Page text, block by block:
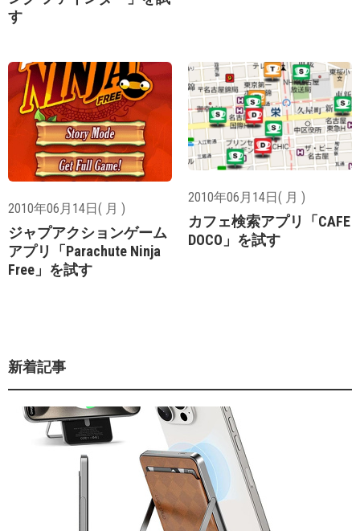
す
2010年06月14日( 月 )
ジャプアクションゲーム
アプリ「Parachute Ninja
Free」を試す
2010年06月14日( 月 )
カフェ検索アプリ「CAFE
DOCO」を試す
新着記事